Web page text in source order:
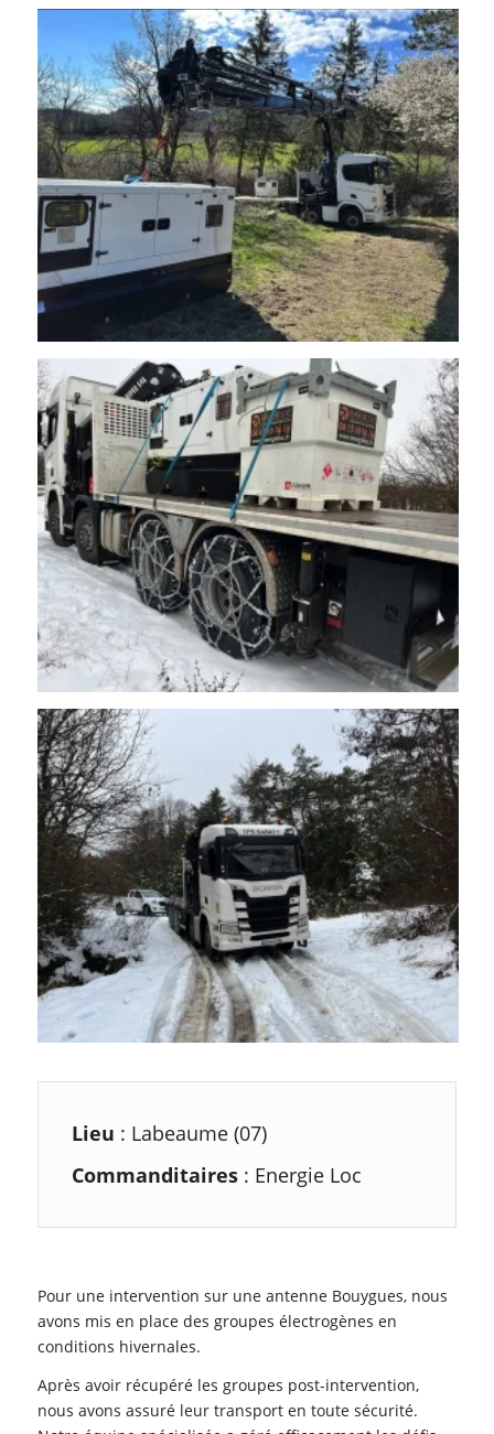
Lieu : Labeaume (07)
Commanditaires: Energie Loc
Pour une intervention sur une antenne Bouygues, nous
avons mis en place des groupes électrogènes en
conditions hivernales.
Après avoir récupéré les groupes post-intervention,
nous avons assuré leur transport en toute sécurité.